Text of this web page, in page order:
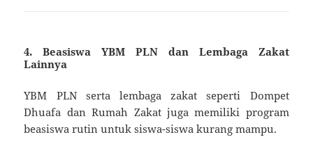
4. Beasiswa YBM PLN dan Lembaga Zakat
Lainnya
YBM PLN serta lembaga zakat seperti Dompet
Dhuafa dan Rumah Zakat juga memiliki program
beasiswa rutin untuk siswa-siswa kurang mampu.